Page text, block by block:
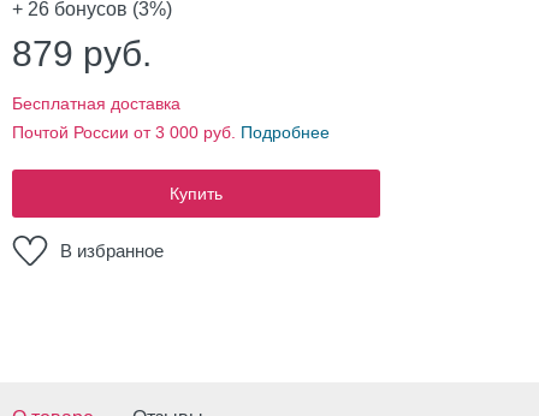
+ 26 бонусов (3%)
879 руб.
Бесплатная доставка
Почтой России от 3 000 руб. Подробнее
Купить
В избранное